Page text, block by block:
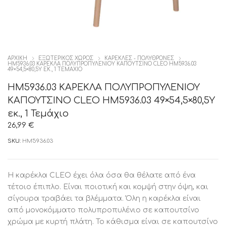
ΑΡΧΙΚΉ ΕΞΩΤΕΡΙΚΟΣ ΧΩΡΟΣ
ΚΑΡΈΚΛΕΣ - ΠΟΛΥΘΡΌΝΕΣ
HM5936.03 ΚΑΡΕΚΛΑ ΠΟΛΥΠΡΟΠΥΛΕΝΙΟΥ ΚΑΠΟΥΤΣΙΝΟ CLEO HM5936.03
49×54,5×80,5Y ΕΚ., 1 ΤΕΜΆΧΙΟ
HM5936.03 ΚΑΡΕΚΛΑ ΠΟΛΥΠΡΟΠΥΛΕΝΙΟΥ
ΚΑΠΟΥΤΣΙΝΟ CLEO HM5936.03 49×54,5×80,5Y
εκ., 1 Τεμάχιο
26,99 €
SKU: HM5936.03
Η καρέκλα CLEO έχει όλα όσα θα θέλατε από ένα
τέτοιο έπιπλο. Είναι ποιοτική και κομψή στην όψη, και
σίγουρα τραβάει τα βλέμματα. Όλη η καρέκλα είναι
από μονοκόμματο πολυπροπυλένιο σε καπουτσίνο
χρώμα με κυρτή πλάτη. Το κάθισμα είναι σε καπουτσίνο